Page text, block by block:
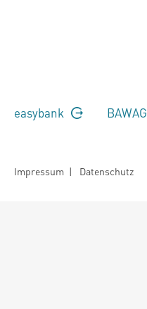
easybank BAWAG
Impressum | Datenschutz